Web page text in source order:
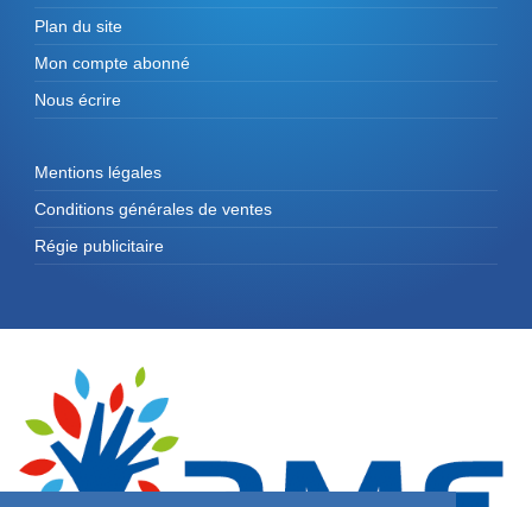
Plan du site
Mon compte abonné
Nous écrire
Mentions légales
Conditions générales de ventes
Régie publicitaire